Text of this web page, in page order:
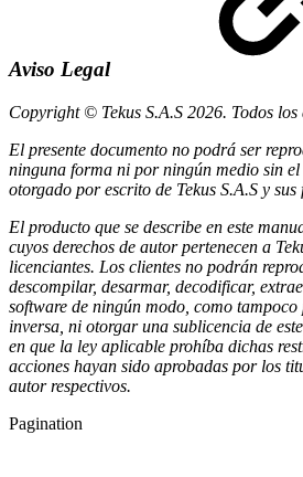
Aviso Legal
Copyright © Tekus S.A.S 2026. Todos los
El presente documento no podrá ser
ninguna forma ni por ningún medio sin
otorgado por escrito de Tekus S.A.S y sus
El producto que se describe en este
cuyos derechos de autor pertenecen a
licenciantes. Los clientes no podrán
descompilar, desarmar, decodificar,
software de ningún modo, como
inversa, ni otorgar una sublicencia de
en que la ley aplicable prohíba dichas
acciones hayan sido aprobadas por los
autor respectivos.
Pagination